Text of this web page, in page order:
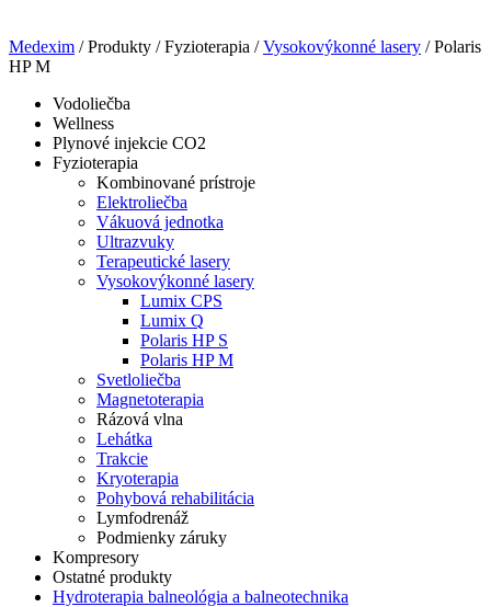
Medexim / Produkty / Fyzioterapia /Vysokovýkonné lasery / Polaris
HP M
Vodoliečba
Wellness
Plynové injekcie CO2
Fyzioterapia
Kombinované prístroje
Elektroliečba
Vákuová jednotka
Ultrazvuky
Terapeutické lasery
Vysokovýkonné lasery
Lumix CPS
Lumix Q
Polaris HP S
Polaris HP M
Svetloliečba
Magnetoterapia
Rázová vlna
Lehátka
Trakcie
Kryoterapia
Pohybová rehabilitácia
Lymfodrenáž
Podmienky záruky
Kompresory
Ostatné produkty
Hydroterapia balneológia a balneotechnika